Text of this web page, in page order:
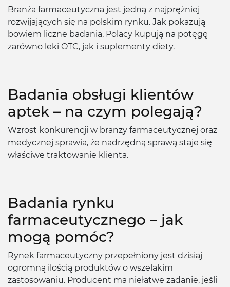
Branża farmaceutyczna jest jedną z najprężniej
rozwijających się na polskim rynku. Jak pokazują
bowiem liczne badania, Polacy kupują na potęgę
zarówno leki OTC, jak i suplementy diety.
Badania obsługi klientów
aptek – na czym polegają?
Wzrost konkurencji w branży farmaceutycznej oraz
medycznej sprawia, że nadrzędną sprawą staje się
właściwe traktowanie klienta.
Badania rynku
farmaceutycznego – jak
mogą pomóc?
Rynek farmaceutyczny przepełniony jest dzisiaj
ogromną ilością produktów o wszelakim
zastosowaniu. Producent ma niełatwe zadanie, jeśli